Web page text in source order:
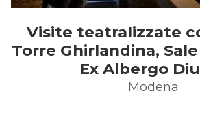
Visite teatralizzate
Torre Ghirlandina,
Ex Albergo
Modena